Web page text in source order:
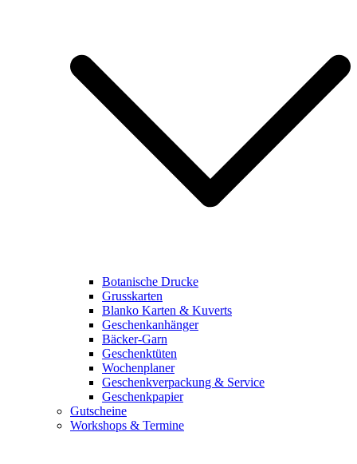
Botanische Drucke
Grusskarten
Blanko Karten & Kuverts
Geschenkanhänger
Bäcker-Garn
Geschenktüten
Wochenplaner
Geschenkverpackung & Service
Geschenkpapier
Gutscheine
Workshops & Termine